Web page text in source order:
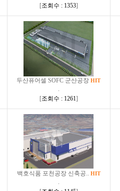
[조회수 : 1353]
두산퓨어셀 SOFC 군산공장 HIT
.
[조회수 : 1261]
백호식품 포천공장 신축공.. HIT
.